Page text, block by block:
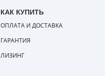
КАК КУПИТЬ
ОПЛАТА И ДОСТАВКА
ГАРАНТИЯ
ЛИЗИНГ